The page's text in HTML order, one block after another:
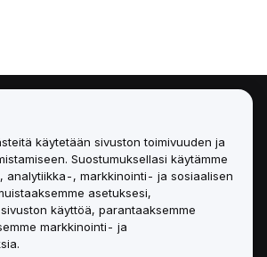
käytetään sivuston toimivuuden ja
Suostumuksellasi käytämme
analytiikka-, markkinointi- ja sosiaalisen
asetuksesi,
käyttöä, parantaaksemme
markkinointi- ja